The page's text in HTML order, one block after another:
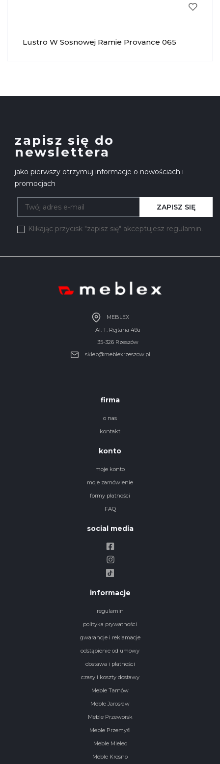
Lustro W Sosnowej Ramie Provance 065
zapisz się do
newslettera
jako pierwszy otrzymuj informacje o nowościach i
promocjach
Klikając przycisk "zapisz się" akceptujesz regulamin.
ZAPISZ SIĘ
MEBLEX
Al. T. Rejtana 49a
35-326 Rzeszów
sklep@meblexrzeszow.pl
firma
o nas
kontakt
konto
moje konto
moje zamówienie
formy płatności
FAQ
social media
informacje
regulamin
polityka prywatności
gwarancje i reklamacje
odstąpienie od umowy
dostawa i płatności
czasy i koszty dostawy
Meble Tarnów
Meble Jarosław
Meble Przeworsk
Meble Przemyśl
Meble Mielec
Meble Krosno